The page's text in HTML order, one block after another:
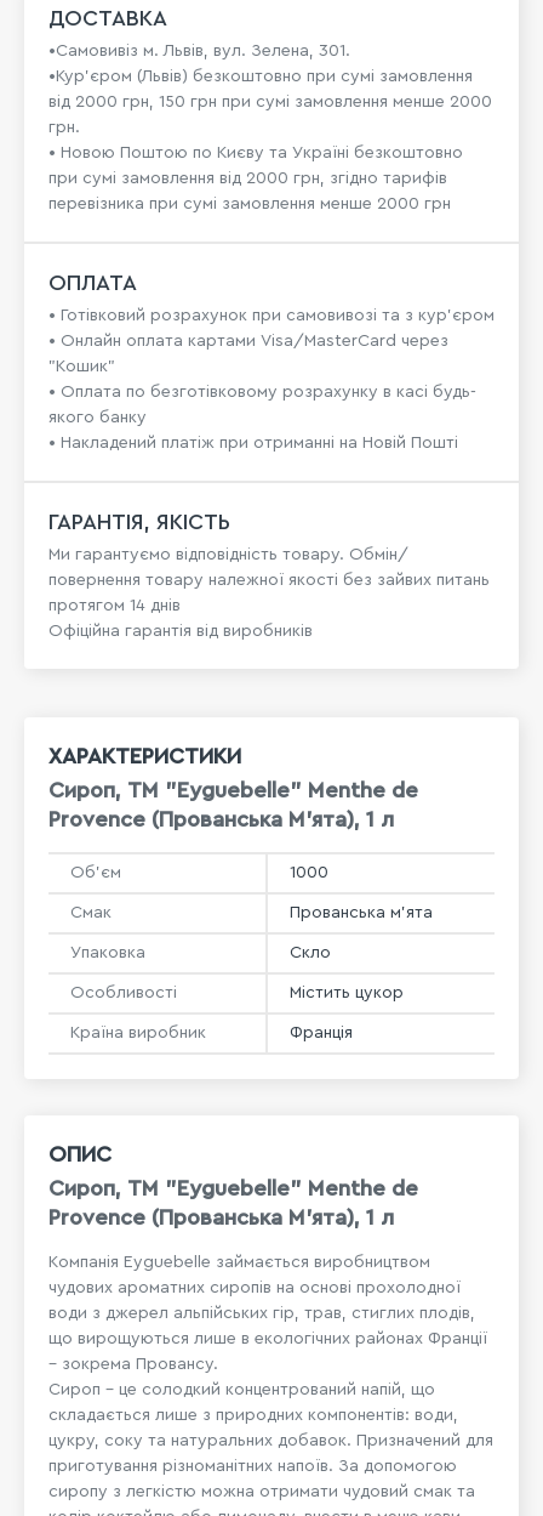
ДОСТАВКА
•Самовивіз м. Львів, вул. Зелена, 301.
•Кур'єром (Львів) безкоштовно при сумі замовлення
від 2000 грн, 150 грн при сумі замовлення менше 2000
грн.
• Новою Поштою по Києву та Україні безкоштовно
при сумі замовлення від 2000 грн, згідно тарифів
перевізника при сумі замовлення менше 2000 грн
ОПЛАТА
• Готівковий розрахунок при самовивозі та з кур’єром
• Онлайн оплата картами Visa/MasterCard через
"Кошик"
• Оплата по безготівковому розрахунку в касі будь-
якого банку
• Накладений платіж при отриманні на Новій Пошті
ГАРАНТІЯ, ЯКІСТЬ
Ми гарантуємо відповідність товару. Обмін/
повернення товару належної якості без зайвих питань
протягом 14 днів
Офіційна гарантія від виробників
ОПИС
Сироп, ТМ "Eyguebelle" Menthe de
Provence (Прованська М'ята), 1 л
Компанія Eyguebelle займається виробництвом
чудових ароматних сиропів на основі прохолодної
води з джерел альпійських гір, трав, стиглих плодів,
що вирощуються лише в екологічних районах Франції
– зокрема Провансу.
Сироп – це солодкий концентрований напій, що
складається лише з природних компонентів: води,
цукру, соку та натуральних добавок. Призначений для
приготування різноманітних напоїв. За допомогою
сиропу з легкістю можна отримати чудовий смак та
ХАРАКТЕРИСТИКИ
Сироп, ТМ "Eyguebelle" Menthe de
Provence (Прованська М'ята), 1 л
Об'єм 1000
Смак Прованська м'ята
Упаковка Скло
Особливості Містить цукор
Країна виробник Франція